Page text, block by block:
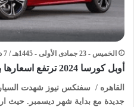
الخميس - 23 جمادى الأولى - 1445هـ / 7 ديسمبر - 2023م / 6:36 مساءً
أوبل كورسا 2024 ترتفع اسعارها بزيادة 100 ألف جنيه في مصر
جديدة مع بداية شهر ديسمبر. حيث